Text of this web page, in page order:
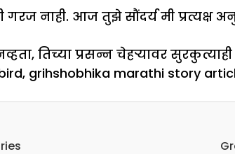
नाही. आज तुझे सौंदर्य मी प्रत्यक्ष
तिच्या प्रसन्न चेहऱ्यावर सुरकुत्याही
, grihshobhika marathi story